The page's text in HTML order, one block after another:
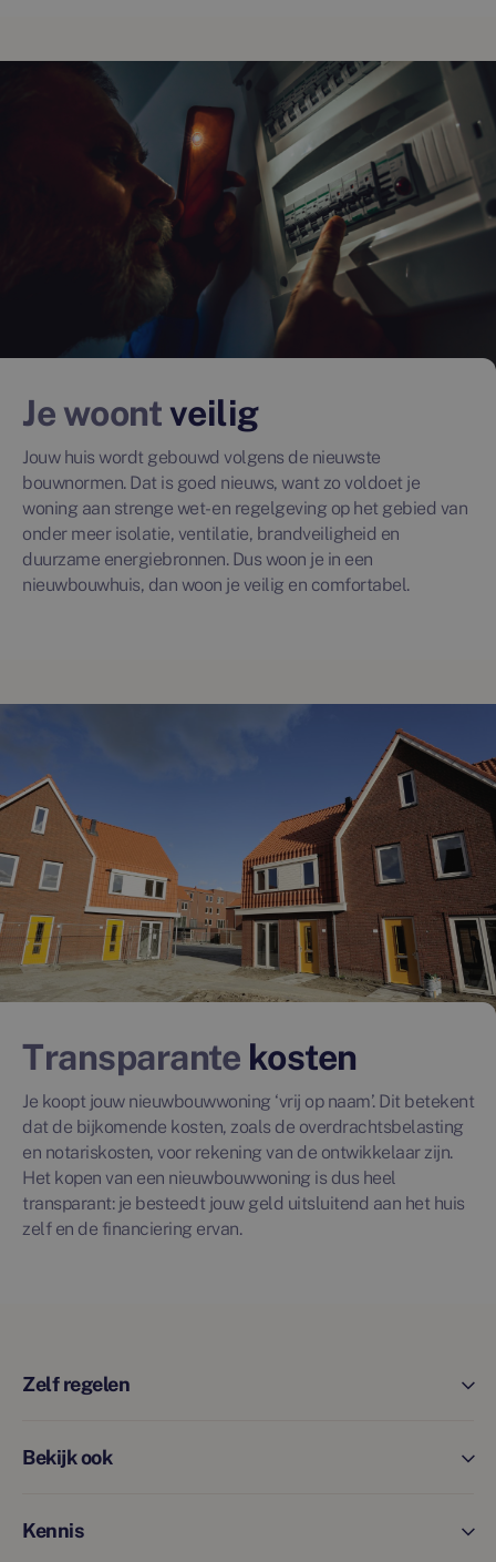
Je woontveilig
Jouw huis wordt gebouwd volgens de nieuwste
bouwnormen. Dat is goed nieuws, want zo voldoet je
woning aan strenge wet- en regelgeving op het gebied van
onder meer isolatie, ventilatie, brandveiligheid en
duurzame energiebronnen. Dus woon je in een
nieuwbouwhuis, dan woon je veilig en comfortabel.
Transparante kosten
Je koopt jouw nieuwbouwwoning ‘vrij op naam’. Dit betekent
dat de bijkomende kosten, zoals de overdrachtsbelasting
en notariskosten, voor rekening van de ontwikkelaar zijn.
Het kopen van een nieuwbouwwoning is dus heel
transparant: je besteedt jouw geld uitsluitend aan het huis
zelf en de financiering ervan.
Zelf regelen
Bekijk ook
Kennis